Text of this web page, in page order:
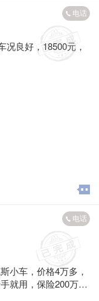
电话
况良好，18500元，
电话
小车，价格4万多，
就用，保险200万，